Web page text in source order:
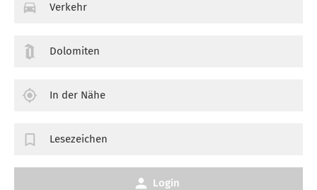
Verkehr
Dolomiten
In der Nähe
Lesezeichen
Login